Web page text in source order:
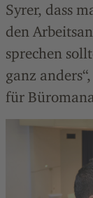
Syrer, dass
den
sprechen
ganz
für